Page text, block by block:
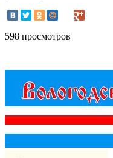
598 просмотров